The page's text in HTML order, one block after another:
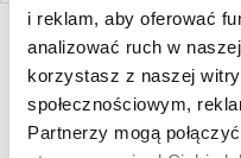
i reklam, aby oferować
analizować ruch w
korzystasz z naszej
społecznościowym,
Partnerzy mogą
SZYBKI KONTAKT PN-PT, 8-16, +48
381 865